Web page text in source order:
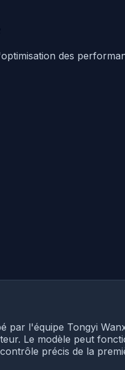
des
par l'équipe Tongyi
Le modèle peut
précis de la